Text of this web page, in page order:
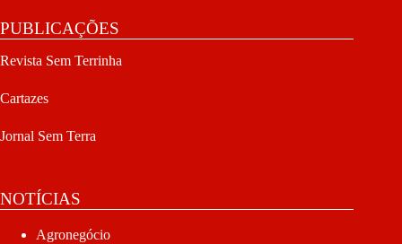
PUBLICAÇÕES
Revista Sem Terrinha
Cartazes
Jornal Sem Terra
NOTÍCIAS
Agronegócio